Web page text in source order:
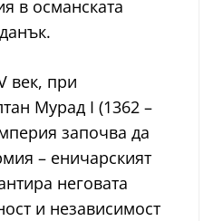
в османската
век, при
Мурад I (1362 –
започва да
– еничарският
неговата
и независимост